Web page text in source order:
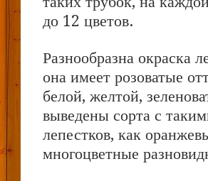
до 12 цветов.
Разнообразна окраска
она имеет розоватые
белой, желтой,
выведены сорта с
лепестков, как
многоцветные